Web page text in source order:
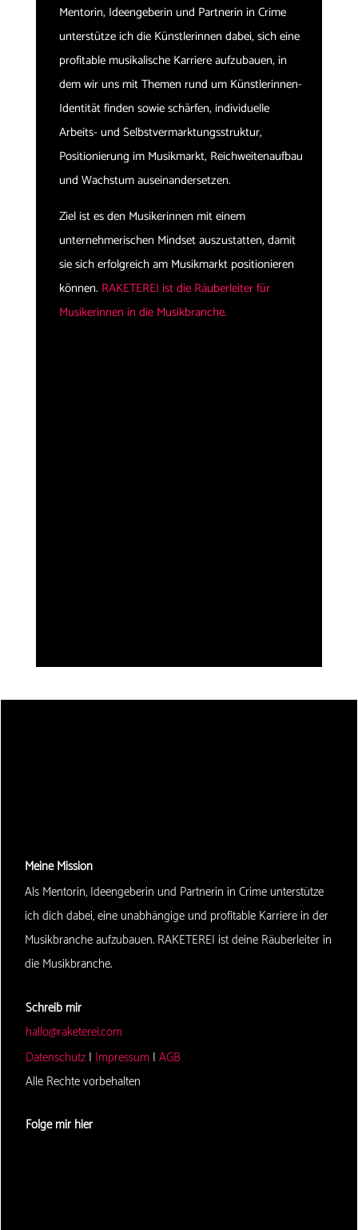
Mentorin, Ideengeberin und Partnerin in Crime
unterstütze ich die Künstlerinnen dabei, sich eine
profitable musikalische Karriere aufzubauen, in
dem wir uns mit Themen rund um Künstlerinnen-
Identität finden sowie schärfen, individuelle
Arbeits- und Selbstvermarktungsstruktur,
Positionierung im Musikmarkt, Reichweitenaufbau
und Wachstum auseinandersetzen.
Ziel ist es den Musikerinnen mit einem
unternehmerischen Mindset auszustatten, damit
sie sich erfolgreich am Musikmarkt positionieren
können. RAKETEREI ist die Räuberleiter für
Musikerinnen in die Musikbranche.
Meine Mission
Als Mentorin, Ideengeberin und Partnerin in Crime unterstütze
ich dich dabei, eine unabhängige und profitable Karriere in der
Musikbranche aufzubauen. RAKETEREI ist deine Räuberleiter in
die Musikbranche.
Schreib mir
hallo@raketerei.com
Datenschutz | Impressum | AGB
Alle Rechte vorbehalten
Folge mir hier